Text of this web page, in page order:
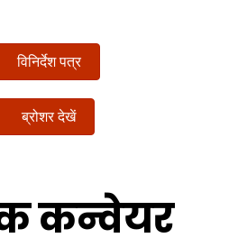
विनिर्देश पत्र
ब्रोशर देखें
कन्वेयर